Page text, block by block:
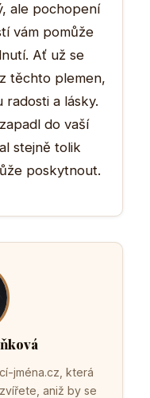
ale pochopení
vám pomůže
Ať už se
těchto plemen,
radosti a lásky.
do vaší
stejně tolik
poskytnout.
jména.cz, která
aniž by se